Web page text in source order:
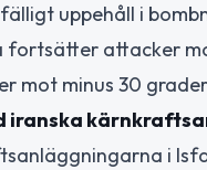
uppehåll i
fortsätter attacker
mot minus 30
i